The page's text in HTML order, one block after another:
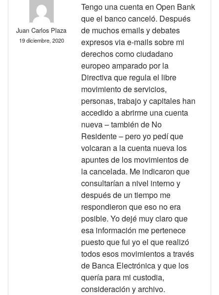
Juan Carlos Plaza
19 diciembre, 2020
Tengo una cuenta en Open Bank
que el banco canceló. Después
de muchos emails y debates
expresos via e-mails sobre mi
derechos como ciudadano
europeo amparado por la
Directiva que regula el libre
movimiento de servicios,
personas, trabajo y capitales han
accedido a abrirme una cuenta
nueva – también de No
Residente – pero yo pedí que
volcaran a la cuenta nueva los
apuntes de los movimientos de
la cancelada. Me indicaron que
consultarían a nivel interno y
después de un tiempo me
respondieron que eso no era
posible. Yo dejé muy claro que
esa información me pertenece
puesto que fui yo el que realizó
todos esos movimientos a través
de Banca Electrónica y que los
quería para mi custodia,
consideración y archivo.